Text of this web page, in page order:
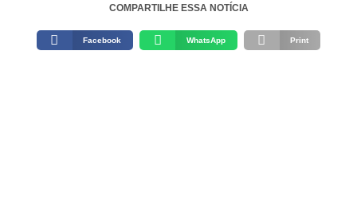
COMPARTILHE ESSA NOTÍCIA
Facebook WhatsApp Print